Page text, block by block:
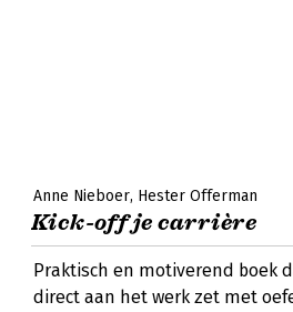
Anne Nieboer Hester Offerman
Kick-off je carrière
Praktisch en motiverend boek
direct aan het werk zet met